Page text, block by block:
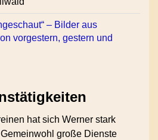
– Bilder aus
vorgestern, gestern und
hat sich Werner stark
große Dienste